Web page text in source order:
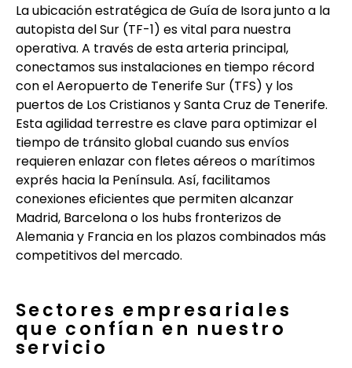
La ubicación estratégica de Guía de Isora junto a la
autopista del Sur (TF-1) es vital para nuestra
operativa. A través de esta arteria principal,
conectamos sus instalaciones en tiempo récord
con el Aeropuerto de Tenerife Sur (TFS) y los
puertos de Los Cristianos y Santa Cruz de Tenerife.
Esta agilidad terrestre es clave para optimizar el
tiempo de tránsito global cuando sus envíos
requieren enlazar con fletes aéreos o marítimos
exprés hacia la Península. Así, facilitamos
conexiones eficientes que permiten alcanzar
Madrid, Barcelona o los hubs fronterizos de
Alemania y Francia en los plazos combinados más
competitivos del mercado.
Sectores empresariales
que confían en nuestro
servicio